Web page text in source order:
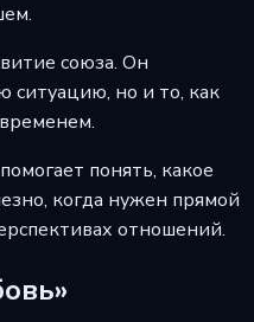
союза. Он
ситуацию, но и то, как
понять, какое
когда нужен прямой
отношений.